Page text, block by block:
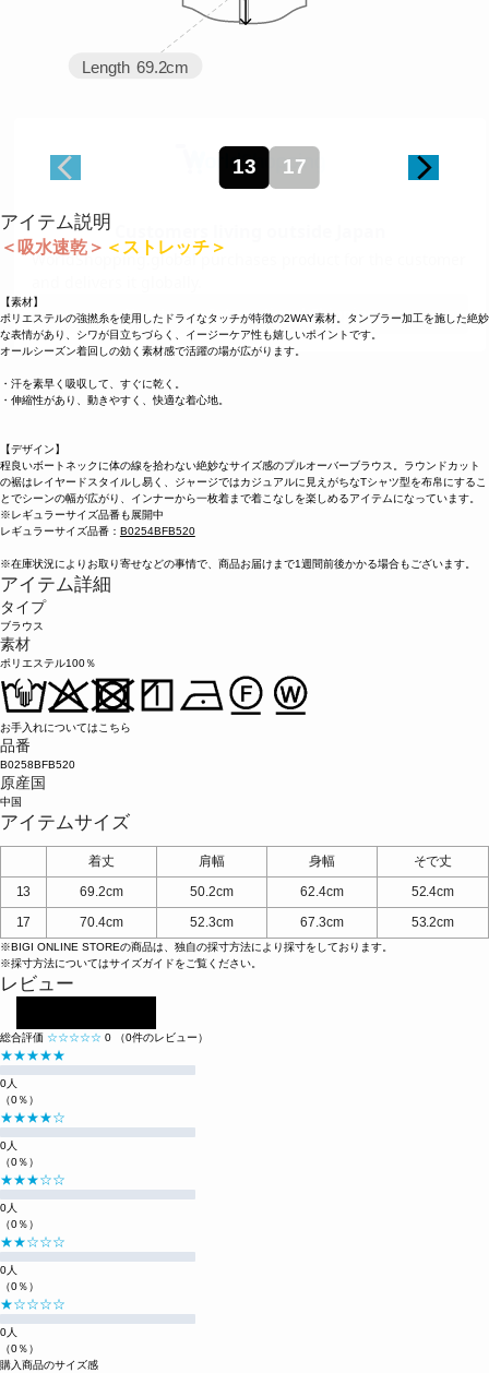
Length 69.2cm
13 17
アイテム説明
＜吸水速乾＞ ＜ストレッチ＞
【素材】
ポリエステルの強撚糸を使用したドライなタッチが特徴の2WAY素材。タンブラー加工を施した絶妙
な表情があり、シワが目立ちづらく、イージーケア性も嬉しいポイントです。
オールシーズン着回しの効く素材感で活躍の場が広がります。
・汗を素早く吸収して、すぐに乾く。
・伸縮性があり、動きやすく、快適な着心地。
【デザイン】
程良いボートネックに体の線を拾わない絶妙なサイズ感のプルオーバーブラウス。ラウンドカット
の裾はレイヤードスタイルし易く、ジャージではカジュアルに見えがちなTシャツ型を布帛にするこ
とでシーンの幅が広がり、インナーから一枚着まで着こなしを楽しめるアイテムになっています。
※レギュラーサイズ品番も展開中
レギュラーサイズ品番： B0254BFB520
※在庫状況によりお取り寄せなどの事情で、商品お届けまで1週間前後かかる場合もございます。
アイテム詳細
タイプ
ブラウス
素材
ポリエステル100％
お手入れについてはこちら
品番
B0258BFB520
原産国
中国
アイテムサイズ
着丈 肩幅 身幅
そで丈
13
69.2cm 50.2cm 62.4cm
52.4cm
17
70.4cm 52.3cm 67.3cm 53.2cm
※BIGI ONLINE STOREの商品は、独自の採寸方法により採寸をしております。
※採寸方法についてはサイズガイドをご覧ください。
レビュー
総合評価 ☆☆☆☆☆ 0 （0件のレビュー）
★★★★★
0人
（0％）
★★★★☆
0人
（0％）
★★★☆☆
0人
（0％）
★★☆☆☆
0人
（0％）
★☆☆☆☆
0人
（0％）
購入商品のサイズ感